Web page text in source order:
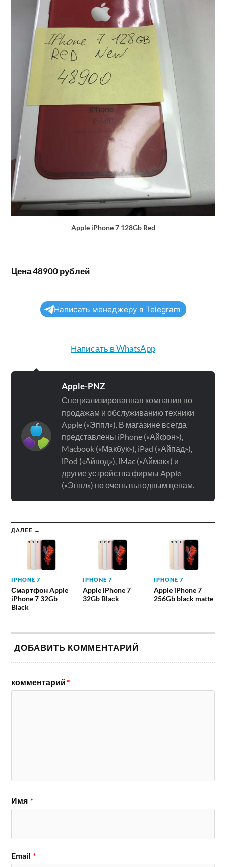
Apple iPhone 7 128Gb Red
Цена 48900 рублей
Написать менеджеру в Telegram
Написать в WhatsApp
Apple-PNZ
Специализированная компания по
продажам и обслуживанию техники
Apple («Эппл»). В магазине всегда
представлены iPhone («Айфон»),
Macbook («Макбук»), iPad («Айпад»),
iPod («Айпод»), iMac («Аймак») и
другие устройства фирмы Apple
(«Эппл») по очень выгодным ценам.
ДАЛЕЕ →
IPHONE 7
Смартфон Apple
iPhone 7 32Gb
Black
IPHONE 7
Apple iPhone 7
32Gb Black
IPHONE 7
Apple iPhone 7
256Gb black matte
ДОБАВИТЬ КОММЕНТАРИЙ
комментарий*
Имя *
Email *